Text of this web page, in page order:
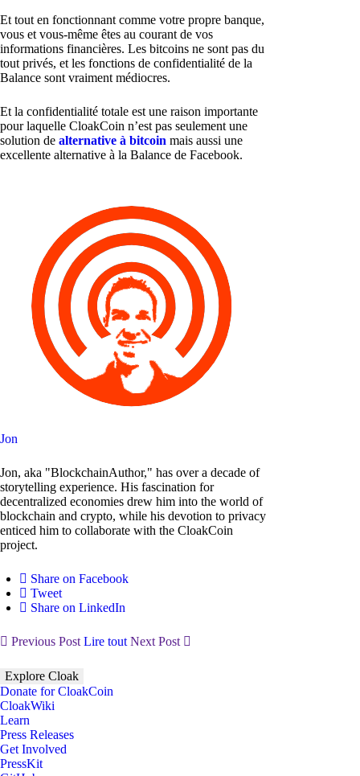
Et tout en fonctionnant comme votre propre banque,
vous et vous-même êtes au courant de vos
informations financières. Les bitcoins ne sont pas du
tout privés, et les fonctions de confidentialité de la
Balance sont vraiment médiocres.
Et la confidentialité totale est une raison importante
pour laquelle CloakCoin n’est pas seulement une
solution de alternative à bitcoin mais aussi une
excellente alternative à la Balance de Facebook.
Jon
Jon, aka "BlockchainAuthor," has over a decade of
storytelling experience. His fascination for
decentralized economies drew him into the world of
blockchain and crypto, while his devotion to privacy
enticed him to collaborate with the CloakCoin
project.
Share on Facebook
Tweet
Share on LinkedIn
Previous Post Lire tout Next Post
Explore Cloak
Donate for CloakCoin
CloakWiki
Learn
Press Releases
Get Involved
PressKit